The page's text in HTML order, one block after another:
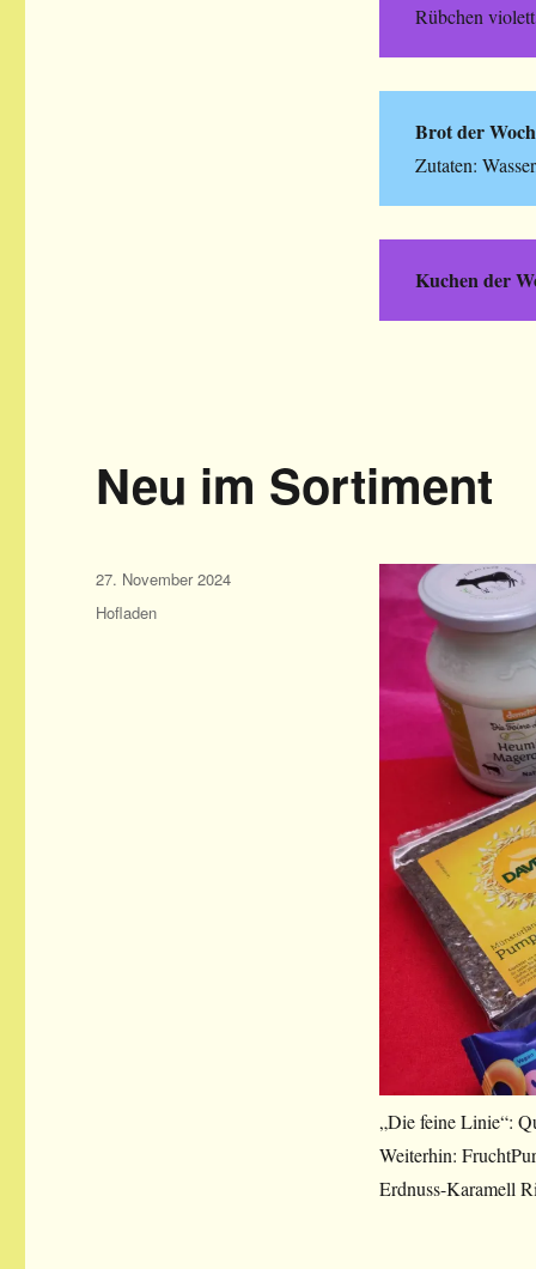
Rübchen
Brot der
Zutaten:
Kuchen der
Neu im Sortiment
„Die feine Linie“:
Weiterhin:
Erdnuss-Karamell
Veröffentlicht
am
27. November 2024
Kategorien
Hofladen